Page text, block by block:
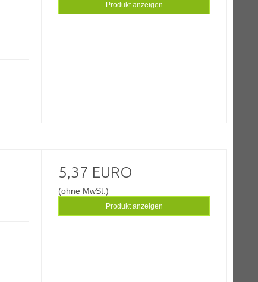
Produkt anzeigen
5,37 EURO
(ohne MwSt.)
Produkt anzeigen